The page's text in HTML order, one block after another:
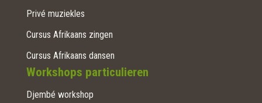
Privé muziekles
Cursus Afrikaans zingen
Cursus Afrikaans dansen
Workshops particulieren
Djembé workshop